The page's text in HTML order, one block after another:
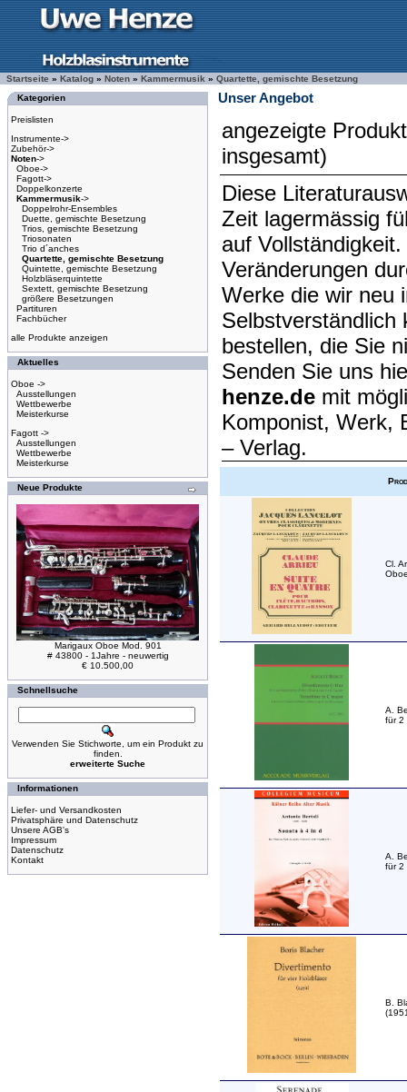
Startseite » Katalog » Noten » Kammermusik » Quartette, gemischte Besetzung
Kategorien
Preislisten
Instrumente->
Zubehör->
Noten->
Oboe->
Fagott->
Doppelkonzerte
Kammermusik->
Doppelrohr-Ensembles
Duette, gemischte Besetzung
Trios, gemischte Besetzung
Triosonaten
Trio d´anches
Quartette, gemischte Besetzung
Quintette, gemischte Besetzung
Holzbläserquintette
Sextett, gemischte Besetzung
größere Besetzungen
Partituren
Fachbücher
alle Produkte anzeigen
Aktuelles
Oboe ->
Ausstellungen
Wettbewerbe
Meisterkurse
Fagott ->
Ausstellungen
Wettbewerbe
Meisterkurse
Neue Produkte
Marigaux Oboe Mod. 901
# 43800 - 1Jahre - neuwertig
€ 10.500,00
Schnellsuche
Verwenden Sie Stichworte, um ein Produkt zu
finden.
erweiterte Suche
Informationen
Liefer- und Versandkosten
Privatsphäre und Datenschutz
Unsere AGB's
Impressum
Datenschutz
Kontakt
Unser Angebot
angezeigte
insgesamt)
Diese
Zeit lagermässig
auf
Veränderungen
Werke die wir neu
Selbstverständlich
bestellen, die Sie
Senden Sie uns
henze.de mit
Komponist, Werk,
– Verlag.
Cl.
A.
für 2
A.
für 2
B.